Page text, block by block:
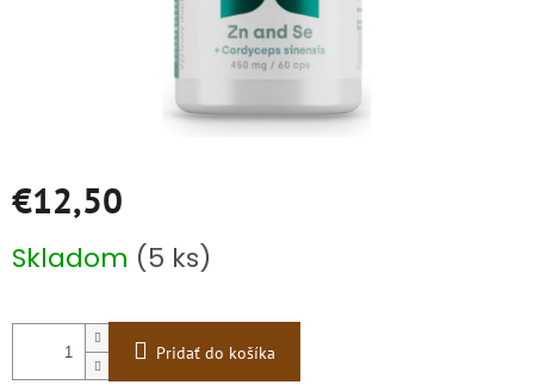
€12,50
cena:
Skladom (5 ks)
Pridať do košíka